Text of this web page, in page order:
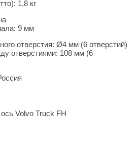
1,8 кг
9 мм
отверстия: Ø4 мм (6 отверстий)
отверстиями: 108 мм (6
Volvo Truck FH